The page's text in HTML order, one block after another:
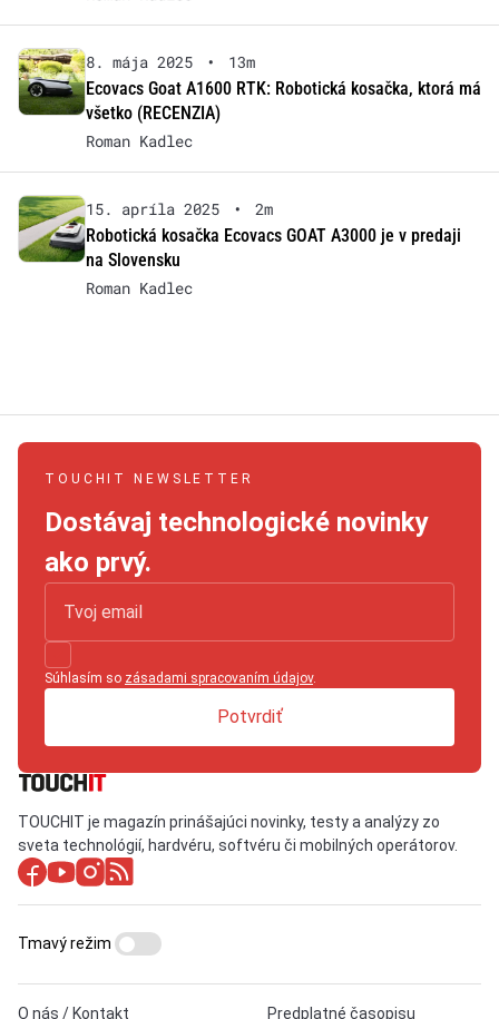
8. mája 2025 •
13m
Ecovacs Goat A1600 RTK: Robotická kosačka, ktorá má
všetko (RECENZIA)
Roman Kadlec
15. apríla 2025 •
2m
Robotická kosačka Ecovacs GOAT A3000 je v predaji
na Slovensku
Roman Kadlec
TOUCHIT NEWSLETTER
Dostávaj technologické novinky
ako prvý.
Súhlasím so zásadami spracovaním údajov.
Potvrdiť
TOUCHIT je magazín prinášajúci novinky, testy a analýzy zo
sveta technológií, hardvéru, softvéru či mobilných operátorov.
O nás / Kontakt Predplatné časopisu
Tmavý režim